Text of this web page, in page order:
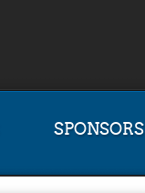
SPONSORS